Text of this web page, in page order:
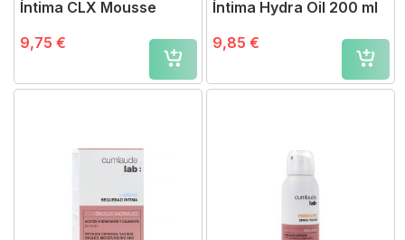
Íntima CLX Mousse
9,75 €
Íntima Hydra Oil 200 ml
9,85 €